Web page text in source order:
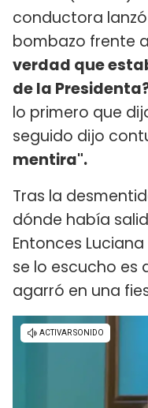
conductora
bombazo frente
verdad que
de la
lo primero que
seguido dijo
mentira".
Tras la
dónde había
Entonces
se lo escucho es
agarró en una